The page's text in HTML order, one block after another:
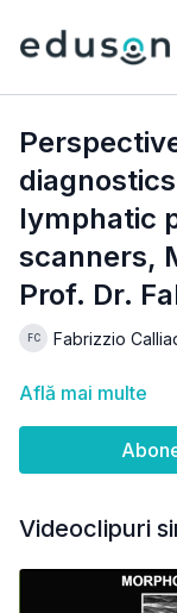
lymphatic
scanners,
Prof. Dr.
Fabrizzio
Află mai multe
Videoclipuri